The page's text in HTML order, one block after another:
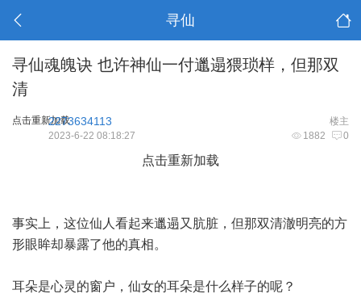
寻仙
寻仙魂魄诀 也许神仙一付邋遢猥琐样，但那双
清
点击重新加载 楼主
2273634113
1882 0
2023-6-22 08:18:27
点击重新加载
事实上，这位仙人看起来邋遢又肮脏，但那双清澈明亮的方
形眼眸却暴露了他的真相。
耳朵是心灵的窗户，仙女的耳朵是什么样子的呢？